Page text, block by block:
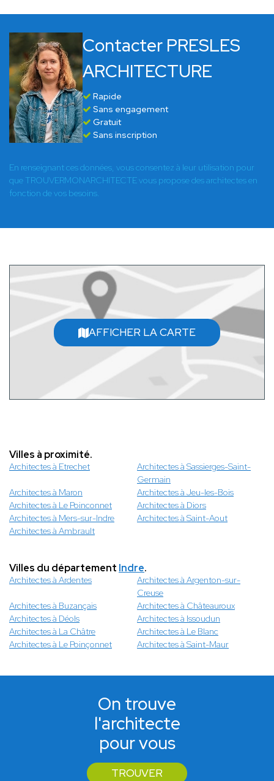
Contacter PRESLES
ARCHITECTURE
Rapide
Sans engagement
Gratuit
Sans inscription
En renseignant ces données, vous consentez à leur utilisation pour
que TROUVERMONARCHITECTE vous propose des architectes en
fonction de vos besoins.
AFFICHER LA CARTE
Villes à proximité.
Architectes à Etrechet
Architectes à Sassierges-Saint-
Germain
Architectes à Maron
Architectes à Jeu-les-Bois
Architectes à Le Poinconnet
Architectes à Diors
Architectes à Mers-sur-Indre
Architectes à Saint-Aout
Architectes à Ambrault
Villes du département Indre.
Architectes à Ardentes
Architectes à Argenton-sur-
Creuse
Architectes à Buzançais
Architectes à Châteauroux
Architectes à Déols
Architectes à Issoudun
Architectes à La Châtre
Architectes à Le Blanc
Architectes à Le Poinçonnet
Architectes à Saint-Maur
On trouve
l'architecte
pour vous
TROUVER